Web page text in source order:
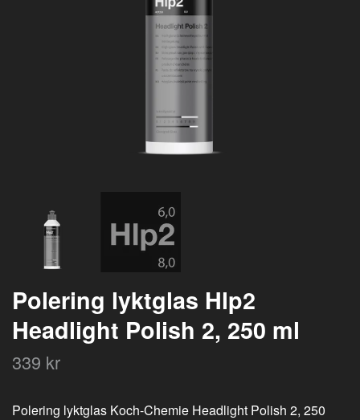
Polering lyktglas Hlp2
Headlight Polish 2, 250 ml
339 kr
Polering lyktglas Koch-Chemie Headlight Polish 2, 250